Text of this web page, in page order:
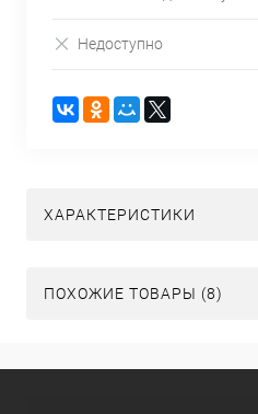
Недоступно
ХАРАКТЕРИСТИКИ
ПОХОЖИЕ ТОВАРЫ (8)